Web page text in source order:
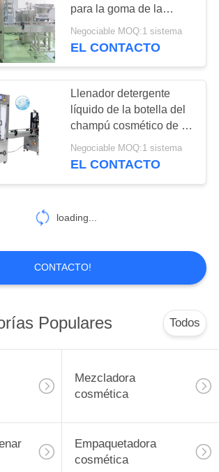
para la goma de la
crema de cara del
esmalte de uñas
Negociable MOQ:1 sistema
EL CONTACTO
Llenador detergente
líquido de la botella del
champú cosmético de la
máquina de rellenar
Negociable MOQ:1 sistema
EL CONTACTO
loading...
CONTACTO!
Populares Todos
Mezcladora
cosmética
Empaquetadora
cosmética